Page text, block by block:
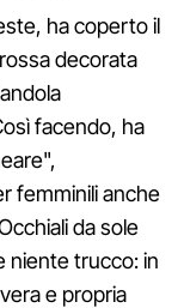
ha coperto il
decorata
facendo, ha
femminili anche
da sole
niente trucco: in
e propria